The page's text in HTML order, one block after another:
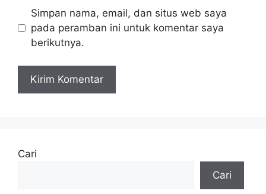
Simpan nama, email, dan situs web saya
pada peramban ini untuk komentar saya
berikutnya.
Cari
Cari